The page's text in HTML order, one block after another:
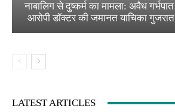
नाबालिग से दुष्कर्म का मामला: अवैध
आरोपी डॉक्टर की जमानत याचिका गुजरात
LATEST ARTICLES